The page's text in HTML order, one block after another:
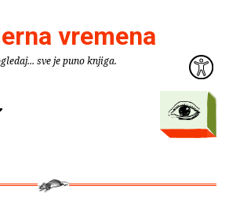
vremena
sve je puno knjiga.